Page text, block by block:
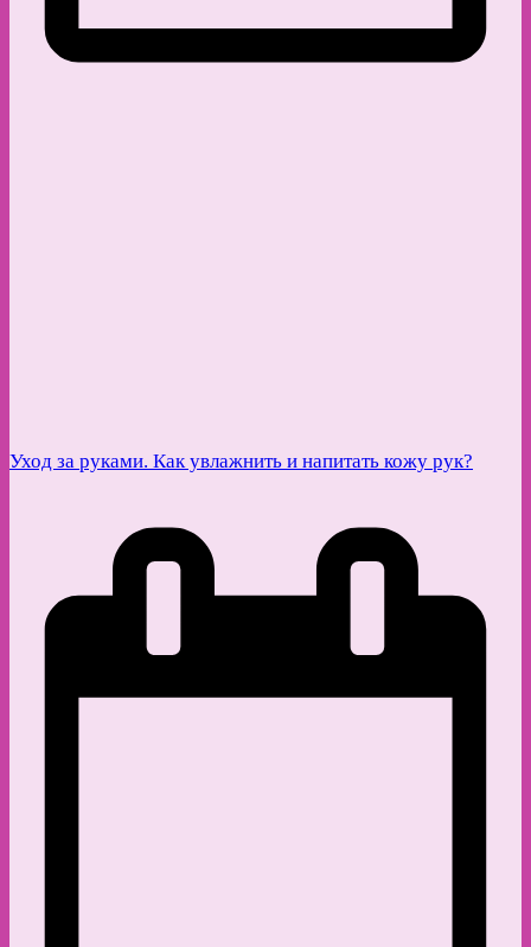
Уход за руками. Как увлажнить и напитать кожу рук?